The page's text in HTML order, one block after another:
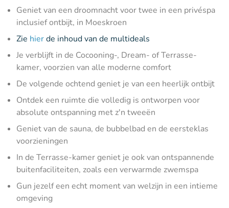
Geniet van een droomnacht voor twee in een privéspa
inclusief ontbijt, in Moeskroen
Zie hierde inhoud van de multideals
Je verblijft in de Cocooning-, Dream- of Terrasse-
kamer, voorzien van alle moderne comfort
De volgende ochtend geniet je van een heerlijk ontbijt
Ontdek een ruimte die volledig is ontworpen voor
absolute ontspanning met z'n tweeën
Geniet van de sauna, de bubbelbad en de eersteklas
voorzieningen
In de Terrasse-kamer geniet je ook van ontspannende
buitenfaciliteiten, zoals een verwarmde zwemspa
Gun jezelf een echt moment van welzijn in een intieme
omgeving